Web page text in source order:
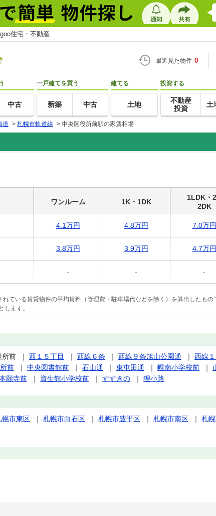
住宅・不動産
最近見た物件 0
中古
一戸建てを買う
新築 中古
建てる
土地
投資する
不動産
投資
土
道 > 札幌市軌道線 > 中央区役所前駅の家賃相場
ワンルーム 1K・1DK
1LDK・
2DK
4.1万円 4.8万円 7.0万円
3.8万円 3.9万円 4.7万円
- - -
ている賃貸物件の平均賃料（管理費・駐車場代などを除く）を算出したも
します。
所前 ｜ 西１５丁目 ｜ 西線６条 ｜ 西線９条旭山公園通 ｜ 西線
前 ｜ 中央図書館前 ｜ 石山通 ｜ 東屯田通 ｜ 幌南小学校前 ｜
願寺前 ｜ 資生館小学校前 ｜ すすきの ｜ 狸小路
幌市東区 ｜ 札幌市白石区 ｜ 札幌市豊平区 ｜ 札幌市南区 ｜ 札